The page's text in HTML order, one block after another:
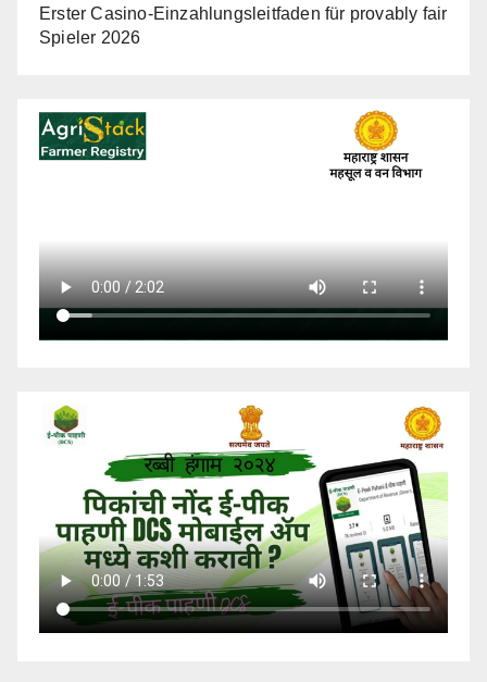
Erster Casino-Einzahlungsleitfaden für provably fair
Spieler 2026